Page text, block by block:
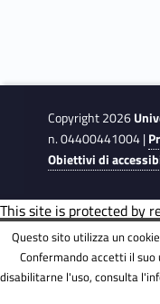
Copyright 2026
n. 04400441004 |
Obiettivi di
This site is protected by
PolicyandTerms of
Questo sito utilizza un
Confermando accetti il suo
disabilitarne l'uso, consulta